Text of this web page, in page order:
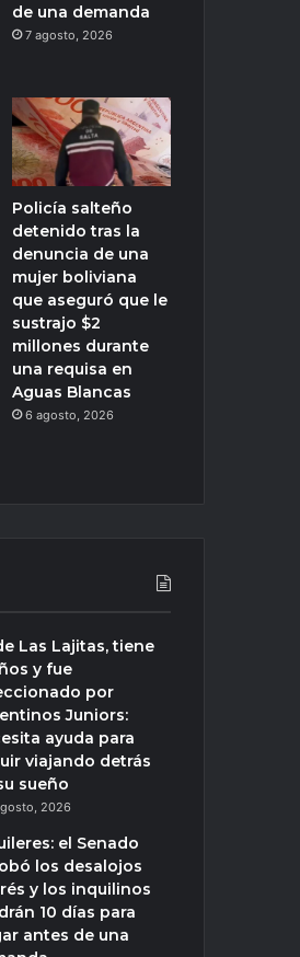
de una demanda
7 agosto, 2026
Policía salteño
detenido tras la
denuncia de una
mujer boliviana
que aseguró que le
sustrajo $2
millones durante
una requisa en
Aguas Blancas
6 agosto, 2026
Las Lajitas, tiene
y fue
por
Juniors:
ayuda para
viajando detrás
sueño
2026
el Senado
los desalojos
y los inquilinos
10 días para
antes de una